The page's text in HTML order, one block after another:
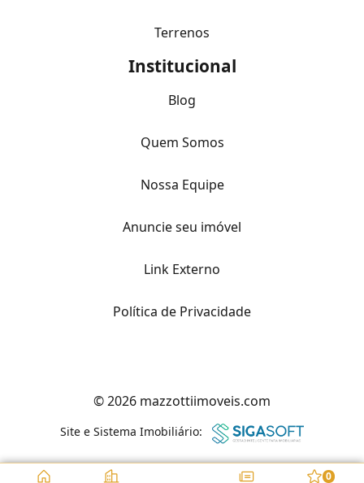
Terrenos
Institucional
Blog
Quem Somos
Nossa Equipe
Anuncie seu imóvel
Link Externo
Política de Privacidade
© 2026 mazzottiimoveis.com
Site e Sistema Imobiliário:
0